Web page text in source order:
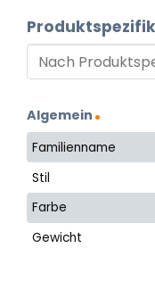
Algemein
Familienname
Stil
Farbe
Gewicht